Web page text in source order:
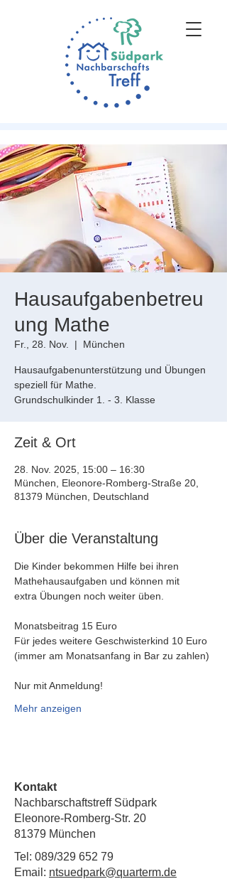
Hausaufgabenbetreu
ung Mathe
Fr., 28. Nov.
  |
München
Hausaufgabenunterstützung und Übungen
speziell für Mathe.
Grundschulkinder 1. - 3. Klasse
Zeit & Ort
28. Nov. 2025, 15:00 – 16:30
München, Eleonore-Romberg-Straße 20,
81379 München, Deutschland
Über die Veranstaltung
Die Kinder bekommen Hilfe bei ihren
Mathehausaufgaben und können mit
extra Übungen noch weiter üben.
Monatsbeitrag 15 Euro
Für jedes weitere Geschwisterkind 10 Euro
(immer am Monatsanfang in Bar zu zahlen)
Nur mit Anmeldung!
Mehr anzeigen
Kontakt
Nachbarschaftstreff Südpark
Eleonore-Romberg-Str. 20
81379 München
Tel: 089/329 652 79
Email: ntsuedpark@quarterm.de